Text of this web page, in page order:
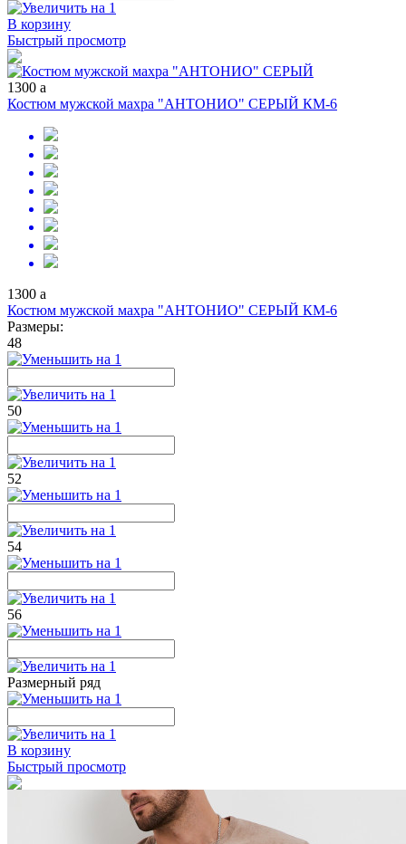
В корзину
Быстрый просмотр
1300 a
Костюм мужской махра "АНТОНИО" СЕРЫЙ КМ-6
1300 a
Костюм мужской махра "АНТОНИО" СЕРЫЙ КМ-6
Размеры:
48
50
52
54
56
Размерный ряд
В корзину
Быстрый просмотр